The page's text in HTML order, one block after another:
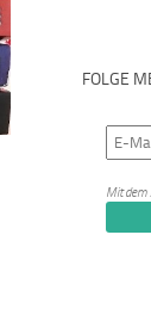
FOLGE
Mit dem